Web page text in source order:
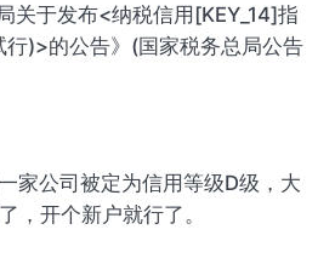
关于发布<纳税信用[KEY_14]指
行)>的公告》(国家税务总局公告
家公司被定为信用等级D级，大
，开个新户就行了。